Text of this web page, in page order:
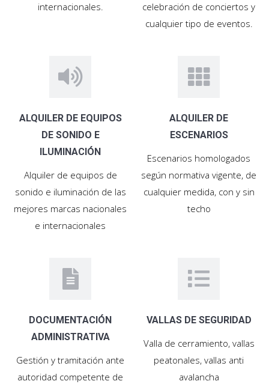
internacionales.
celebración de conciertos y
cualquier tipo de eventos.
ALQUILER DE EQUIPOS
DE SONIDO E
ILUMINACIÓN
Alquiler de equipos de
sonido e iluminación de las
mejores marcas nacionales
e internacionales
ALQUILER DE
ESCENARIOS
Escenarios homologados
según normativa vigente, de
cualquier medida, con y sin
techo
DOCUMENTACIÓN
ADMINISTRATIVA
Gestión y tramitación ante
autoridad competente de
VALLAS DE SEGURIDAD
Valla de cerramiento, vallas
peatonales, vallas anti
avalancha